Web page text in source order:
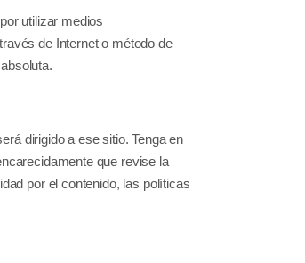
utilizar medios
de Internet o método de
dirigido a ese sitio. Tenga en
que revise la
por el contenido, las políticas